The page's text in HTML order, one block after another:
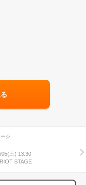
ジ
05(土) 13:30
STAGE